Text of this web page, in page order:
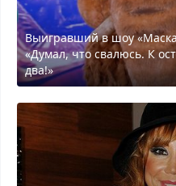
Выигравший в шоу
«Думал, что свалюсь. К
два!»